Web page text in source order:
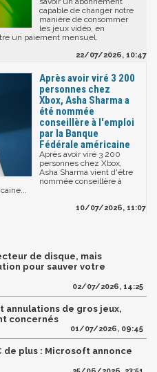
capable de changer notre
manière de consommer
les jeux vidéo, en
un paiement mensuel.
22/07/2026, 10:47
Après avoir viré 3 200
personnes chez
Xbox, Asha Sharma a
été nommée
conseillère à l'emploi
par la Banque
Fédérale américaine
Après avoir viré 3 200
personnes chez Xbox,
Asha Sharma vient d'être
nommée conseillère à
10/07/2026, 11:07
de disque, mais
pour sauver votre
02/07/2026, 14:25
annulations de gros jeux,
concernés
01/07/2026, 09:45
de plus : Microsoft annonce